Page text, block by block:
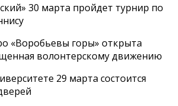
30 марта пройдет турнир по
«Воробьевы горы» открыта
волонтерскому движению
29 марта состоится